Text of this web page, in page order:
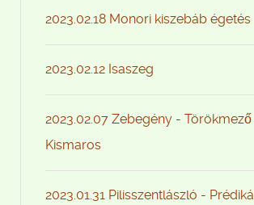
2023.02.18 Monori kiszebáb égetés
2023.02.12 Isaszeg
2023.02.07 Zebegény -
Kismaros
2023.01.31 Pilisszentlászló -